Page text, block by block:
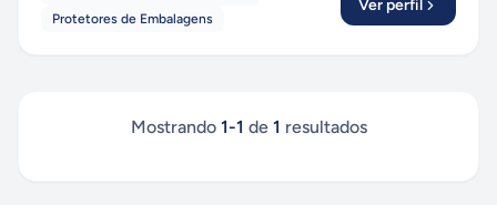
Protetores de Embalagens
Ver perfil
Mostrando 1-1 de 1 resultados